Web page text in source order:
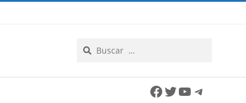
Facebook
Twitter
YouTube